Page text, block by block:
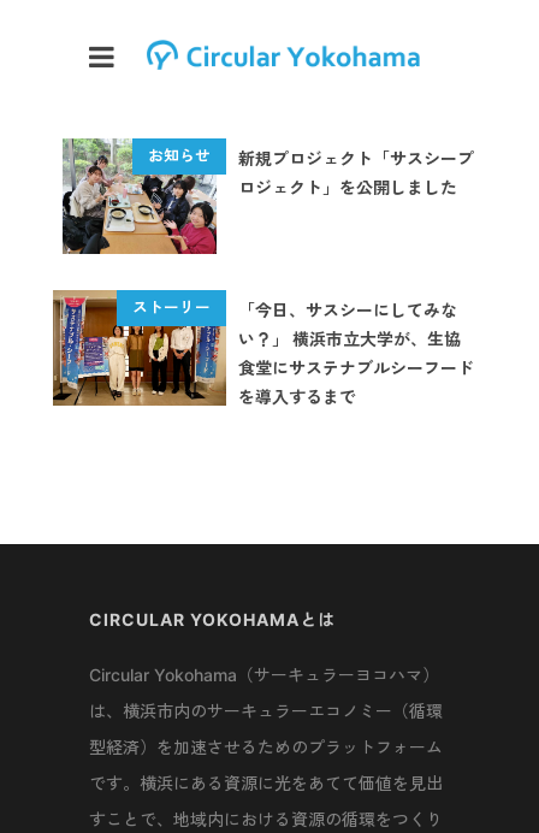
新規プロジェクト「サスシープ
ロジェクト」を公開しました
「今日、サスシーにしてみな
い？」 横浜市立大学が、生協
食堂にサステナブルシーフード
を導入するまで
CIRCULAR YOKOHAMAとは
Circular Yokohama（サーキュラーヨコハマ）
は、横浜市内のサーキュラーエコノミー（循環
型経済）を加速させるためのプラットフォーム
です。横浜にある資源に光をあてて価値を見出
すことで、地域内における資源の循環をつくり